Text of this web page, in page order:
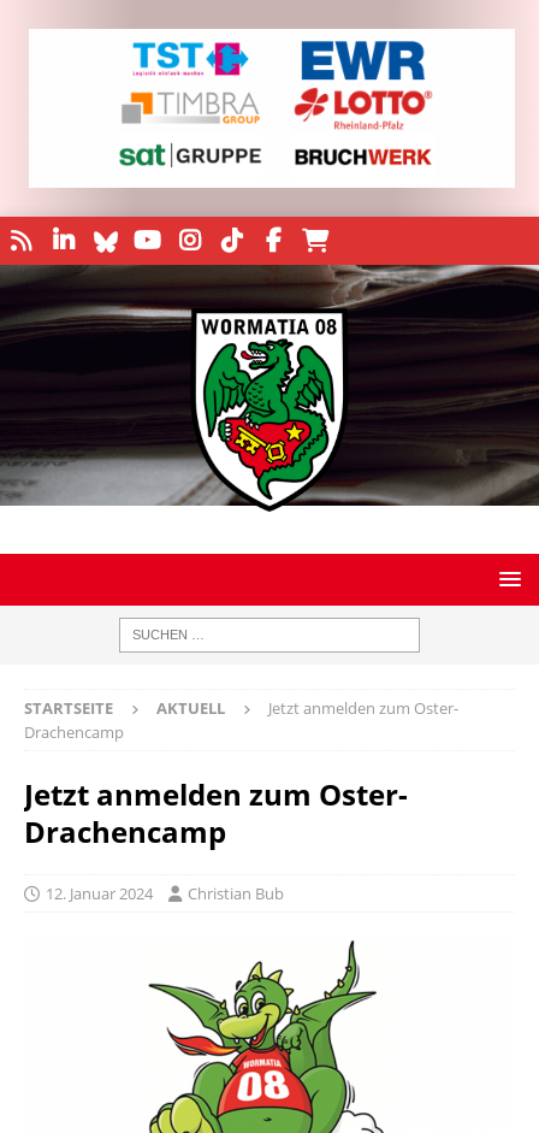
STARTSEITE AKTUELL
Jetzt anmelden zum Oster-
Drachencamp
Jetzt anmelden zum Oster-
Drachencamp
12. Januar 2024 Christian Bub